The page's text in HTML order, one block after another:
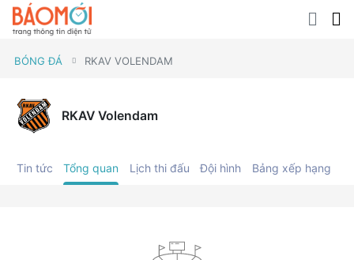
BÓNG ĐÁ RKAV VOLENDAM
RKAV Volendam
Tin tức Tổng quan Lịch thi đấu Đội hình Bảng xếp hạng